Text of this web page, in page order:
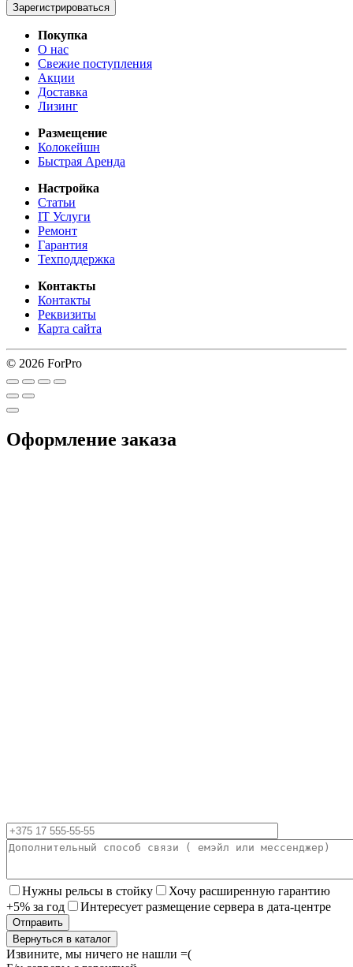
Зарегистрироваться
Покупка
О нас
Свежие поступления
Акции
Доставка
Лизинг
Размещение
Колокейшн
Быстрая Аренда
Настройка
Статьи
IT Услуги
Ремонт
Гарантия
Техподдержка
Контакты
Контакты
Реквизиты
Карта сайта
© 2026 ForPro
Оформление заказа
Нужны рельсы в стойку
Хочу расширенную гарантию
+5% за год
Интересует размещение сервера в дата-центре
Вернуться в каталог
Извините, мы ничего не нашли =(